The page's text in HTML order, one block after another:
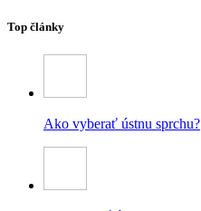
Top články
Ako vyberať ústnu sprchu?